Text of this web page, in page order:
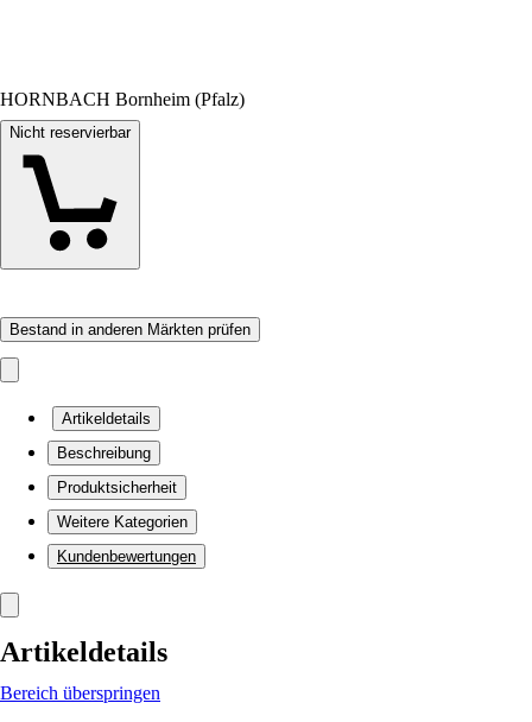
HORNBACH Bornheim (Pfalz)
Nicht reservierbar
Bestand in anderen Märkten prüfen
Artikeldetails
Beschreibung
Produktsicherheit
Weitere Kategorien
Kundenbewertungen
Artikeldetails
Bereich überspringen